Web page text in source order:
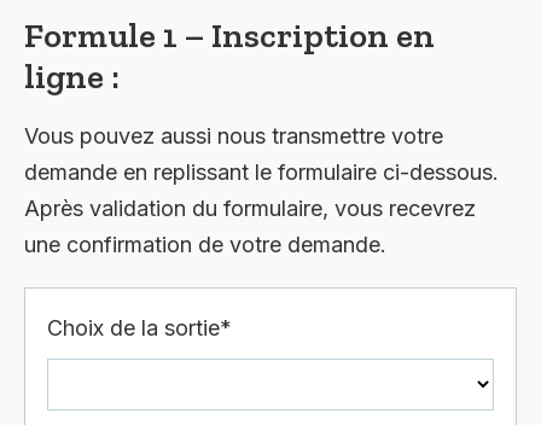
Formule 1 – Inscription en
ligne :
Vous pouvez aussi nous transmettre votre
demande en replissant le formulaire ci-dessous.
Après validation du formulaire, vous recevrez
une confirmation de votre demande.
Choix de la sortie*